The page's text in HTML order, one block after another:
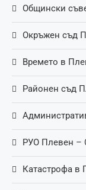
Общински
Окръжен съд
Времето в
Районен съд
РУО Плевен –
Катастрофа в